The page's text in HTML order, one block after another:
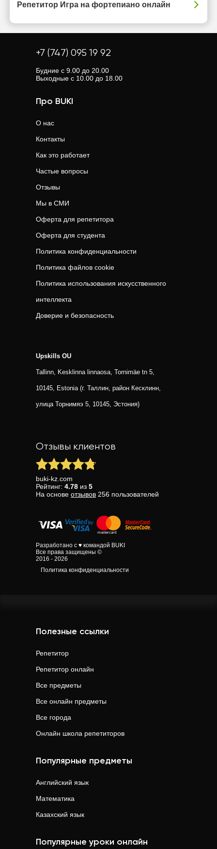
Репетитор Игра на фортепиано онлайн
+7 (747) 095 19 92
Будние с 9.00 до 20.00
Выходные с 10.00 до 18.00
Про BUKI
О нас
Контакты
Как это работает
Частые вопросы
Отзывы
Мы в СМИ
Оферта для репетитора
Оферта для студента
Политика конфиденциальности
Политика файлов cookie
Политика использования искусственного
интеллекта
Доверие и безопасность
Upskills OU
Tallinn, Kesklinna linnaosa, Tornimäe tn 5,
10145, Estonia (г. Таллин, район Кесклинн,
улица Торнимяэ 5, 10145, Эстония)
Отзывы клиентов
buki-kz.com
Рейтинг: 4.78 из 5
На основе отзывов 256 пользователей
Разработано с ♥ командой BUKI
Все права защищены ©
2016 - 2026
Политика конфиденциальности
Полезные ссылки
Репетитор
Репетитор онлайн
Все предметы
Все онлайн предметы
Все города
Онлайн школа репетиторов
Популярные предметы
Английский язык
Математика
Казахский язык
Популярные уроки онлайн